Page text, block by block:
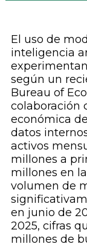
El uso de
inteligencia
según un
Bureau of
colaboración
económica
datos
activos
millones a
millones en
volumen de
en junio de
2025, cifras
millones de